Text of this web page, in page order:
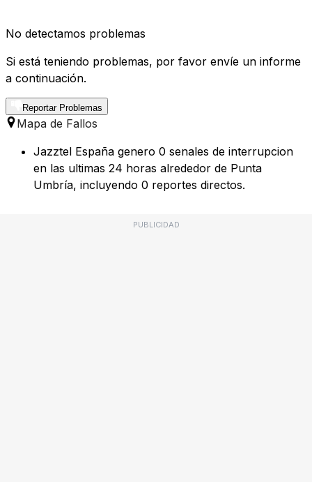
No detectamos problemas
Si está teniendo problemas, por favor envíe un informe
a continuación.
Reportar Problemas
Mapa de Fallos
Jazztel España genero 0 senales de interrupcion
en las ultimas 24 horas alrededor de Punta
Umbría, incluyendo 0 reportes directos.
PUBLICIDAD